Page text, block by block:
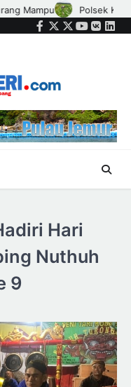
Tetap Tumbuh untuk
Facebook
Twitter
Instagram
Youtube
VK
Hari
Nuthuh
9